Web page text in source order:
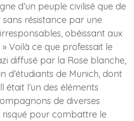
d’un peuple civilisé que de
résistance par une
obéissant aux
» Voilà ce que professait le
diffusé par la Rose blanche,
d’étudiants de Munich, dont
était l’un des éléments
de diverses
risqué pour combattre le